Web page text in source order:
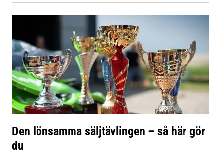
Den lönsamma säljtävlingen – så här gör
du